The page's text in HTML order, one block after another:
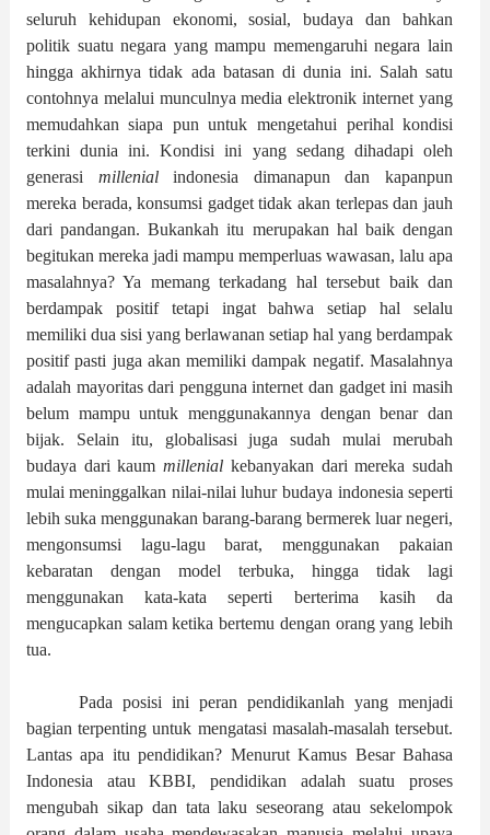
seluruh kehidupan ekonomi, sosial, budaya dan bahkan
politik suatu negara yang mampu memengaruhi negara lain
hingga akhirnya tidak ada batasan di dunia ini. Salah satu
contohnya melalui munculnya media elektronik internet yang
memudahkan siapa pun untuk mengetahui perihal kondisi
terkini dunia ini. Kondisi ini yang sedang dihadapi oleh
generasi millenialindonesia dimanapun dan kapanpun
mereka berada, konsumsi gadget tidak akan terlepas dan jauh
dari pandangan. Bukankah itu merupakan hal baik dengan
begitukan mereka jadi mampu memperluas wawasan, lalu apa
masalahnya? Ya memang terkadang hal tersebut baik dan
berdampak positif tetapi ingat bahwa setiap hal selalu
memiliki dua sisi yang berlawanan setiap hal yang berdampak
positif pasti juga akan memiliki dampak negatif. Masalahnya
adalah mayoritas dari pengguna internet dan gadget ini masih
belum mampu untuk menggunakannya dengan benar dan
bijak. Selain itu, globalisasi juga sudah mulai merubah
budaya dari kaummillenial kebanyakan dari mereka sudah
mulai meninggalkan nilai-nilai luhur budaya indonesia seperti
lebih suka menggunakan barang-barang bermerek luar negeri,
mengonsumsi lagu-lagu barat, menggunakan pakaian
kebaratan dengan model terbuka, hingga tidak lagi
menggunakan kata-kata seperti berterima kasih da
mengucapkan salam ketika bertemu dengan orang yang lebih
tua.
Pada posisi ini peran pendidikanlah yang menjadi
bagian terpenting untuk mengatasi masalah-masalah tersebut.
Lantas apa itu pendidikan? Menurut Kamus Besar Bahasa
Indonesia atau KBBI, pendidikan adalah suatu proses
mengubah sikap dan tata laku seseorang atau sekelompok